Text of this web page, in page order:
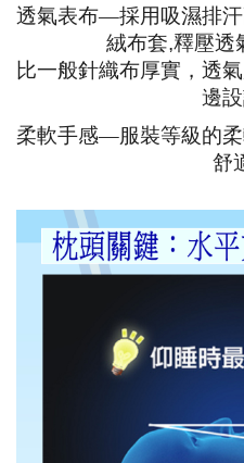
透氣表布—採用吸濕排
絨布套,釋壓透
比一般針織布厚實，透
邊設
柔軟手感—服裝等級的
舒